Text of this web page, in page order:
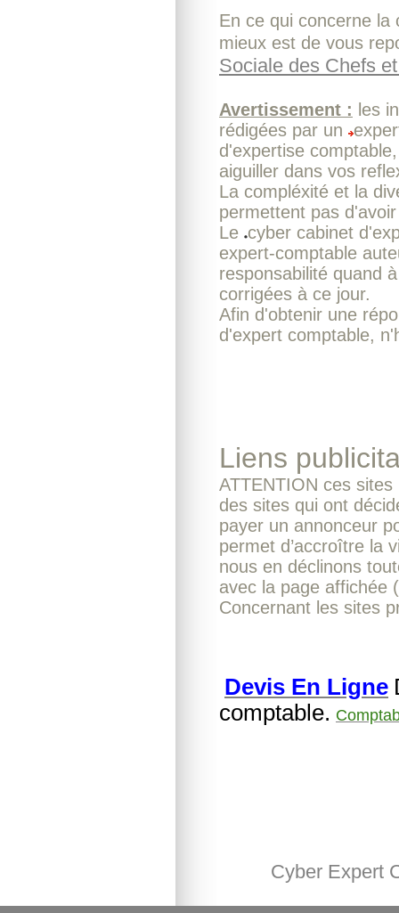
En ce qui concerne la
mieux est de vous
Sociale des Chefs
Avertissement : les
rédigées par un
d'expertise
aiguiller dans vos
La compléxité et la
permettent pas
Le cyber cabinet
expert-comptable
responsabilité quand
corrigées à ce jour.
Afin d'obtenir une
d'expert comptable,
Liens
ATTENTION ces
des sites qui ont
payer un annonceur
permet d’accroître la
nous en déclinons
avec la page affichée
Concernant les sites
Devis En Ligne
comptable.
Cyber Expert